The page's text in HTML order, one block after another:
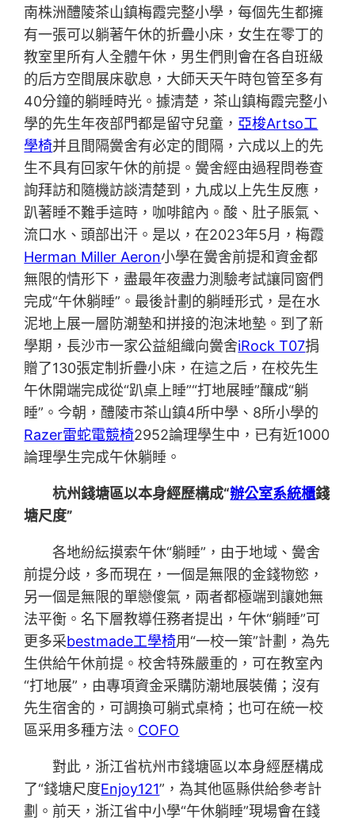
南株洲醴陵茶山鎮梅霞完整小學，每個先生都擁
有一張可以躺著午休的折疊小床，女生在零丁的
教室里所有人全體午休，男生們則會在各自班級
的后方空間展床歇息，大師天天午時包管至多有
40分鐘的躺睡時光。據清楚，茶山鎮梅霞完整小
學的先生年夜部門都是留守兒童， 亞梭Artso工
學椅并且間隔黌舍有必定的間隔，六成以上的先
生不具有回家午休的前提。黌舍經由過程問卷查
詢拜訪和隨機訪談清楚到，九成以上先生反應，
趴著睡不難手這時，咖啡館內。酸、肚子脹氣、
流口水、頭部出汗。是以，在2023年5月，梅霞
Herman Miller Aeron小學在黌舍前提和資金都
無限的情形下，盡最年夜盡力測驗考試讓同窗們
完成“午休躺睡”。最後計劃的躺睡形式，是在水
泥地上展一層防潮墊和拼接的泡沫地墊。到了新
學期，長沙市一家公益組織向黌舍iRock T07捐
贈了130張定制折疊小床，在這之后，在校先生
午休開端完成從“趴桌上睡”“打地展睡”釀成“躺
睡”。今朝，醴陵市茶山鎮4所中學、8所小學的
Razer雷蛇電競椅2952論理學生中，已有近1000
論理學生完成午休躺睡。
杭州錢塘區以本身經歷構成“辦公室系統櫃錢
塘尺度”
各地紛紜摸索午休“躺睡”，由于地域、黌舍
前提分歧，多而現在，一個是無限的金錢物慾，
另一個是無限的單戀傻氣，兩者都極端到讓她無
法平衡。名下層教導任務者提出，午休“躺睡”可
更多采bestmade工學椅用“一校一策”計劃，為先
生供給午休前提。校舍特殊嚴重的，可在教室內
“打地展”，由專項資金采購防潮地展裝備；沒有
先生宿舍的，可調換可躺式桌椅；也可在統一校
區采用多種方法。 COFO
對此，浙江省杭州市錢塘區以本身經歷構成
了“錢塘尺度Enjoy121”，為其他區縣供給參考計
劃。前天，浙江省中小學“午休躺睡”現場會在錢